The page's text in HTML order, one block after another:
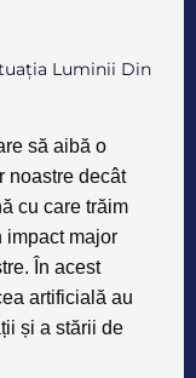
Luminii Din
să aibă o
noastre decât
cu care trăim
impact major
În acest
artificială au
și a stării de